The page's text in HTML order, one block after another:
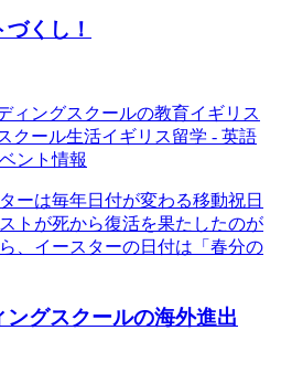
くし！
ィングスクールの教育イギリス
クール生活イギリス留学 - 英語
ント情報
ーは毎年日付が変わる移動祝日
トが死から復活を果たしたのが
、イースターの日付は「春分の
グスクールの海外進出